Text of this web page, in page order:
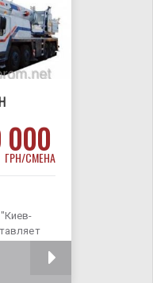
000
ГРН/СМЕНА